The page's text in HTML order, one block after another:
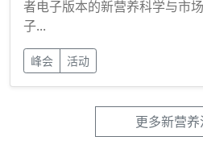
者电子版本的新营养科学与市
子...
峰会 活动
更多新营养